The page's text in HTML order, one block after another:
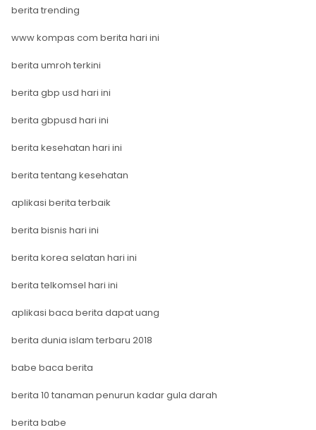
berita trending
www kompas com berita hari ini
berita umroh terkini
berita gbp usd hari ini
berita gbpusd hari ini
berita kesehatan hari ini
berita tentang kesehatan
aplikasi berita terbaik
berita bisnis hari ini
berita korea selatan hari ini
berita telkomsel hari ini
aplikasi baca berita dapat uang
berita dunia islam terbaru 2018
babe baca berita
berita 10 tanaman penurun kadar gula darah
berita babe